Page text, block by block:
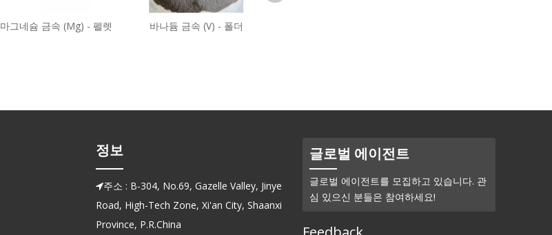
마그네슘 금속 (Mg) - 펠렛 바나듐 금속 (V) - 폴더
정보
주소 : B-304, No.69, Gazelle Valley, Jinye
Road, High-Tech Zone, Xi'an City, Shaanxi
Province, P.R.China
글로벌 에이전트
글로벌 에이전트를 모집하고 있습니다. 관
심 있으신 분들은 참여하세요!